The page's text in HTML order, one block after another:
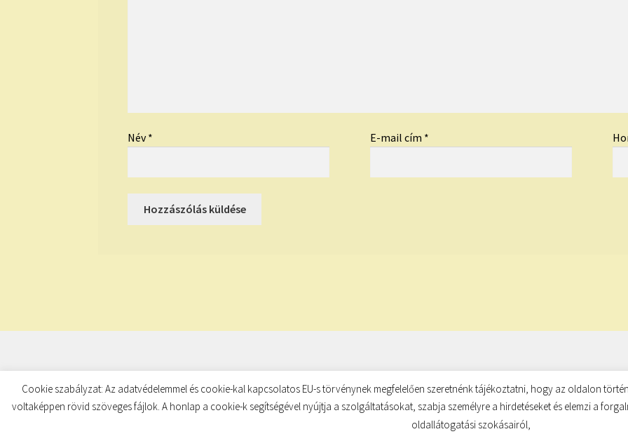
Név* E-mail cím *
© TUDATKULCS 2026
Built with Storefront
Cookie szabályzat: Az adatvédelemmel és cookie-kal kapcsolatos EU-s törvénynek megfelelően szeretnénk tájékoztatni, hogy az oldalon
voltaképpen rövid szöveges fájlok. A honlap a cookie-k segítségével nyújtja a szolgáltatásokat, szabja személyre a hirdetéseket és elemzi a
oldallátogatási szokásairól,